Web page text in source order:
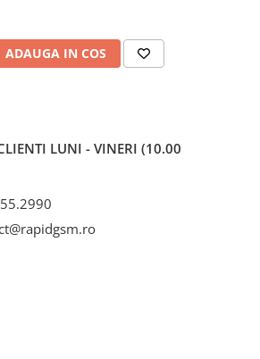
ADAUGA IN COS
LUNI - VINERI (10.00